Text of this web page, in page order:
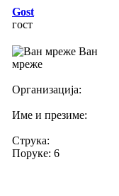
Gost
гост
Ван
мреже
Организација:
Име и презиме:
Струка:
Поруке: 6